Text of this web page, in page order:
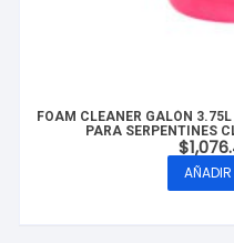
FOAM CLEANER GALÓN
PARA SERPENTINES
$